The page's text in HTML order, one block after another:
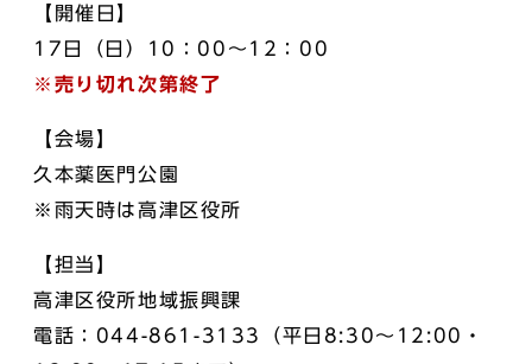
【開催日】
17日（日）10：00～12：00
※売り切れ次第終了
【会場】
久本薬医門公園
※雨天時は高津区役所
【担当】
高津区役所地域振興課
電話：044-861-3133（平日8:30～12:00・